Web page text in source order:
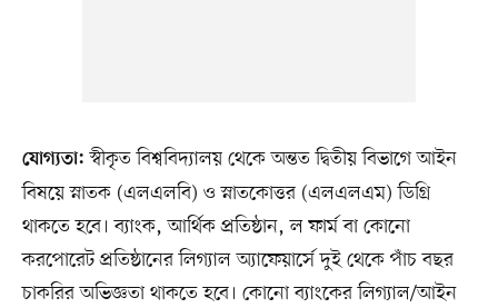
যোগ্যতা: স্বীকৃত বিশ্ববিদ্যালয় থেকে অন্তত দ্বিতীয় বিভাগে আইন
বিষয়ে স্নাতক (এলএলবি) ও স্নাতকোত্তর (এলএলএম) ডিগ্রি
থাকতে হবে। ব্যাংক, আর্থিক প্রতিষ্ঠান, ল ফার্ম বা কোনো
করপোরেট প্রতিষ্ঠানের লিগ্যাল অ্যাফেয়ার্সে দুই থেকে পাঁচ বছর
চাকরির অভিজ্ঞতা থাকতে হবে। কোনো ব্যাংকের লিগ্যাল/আইন